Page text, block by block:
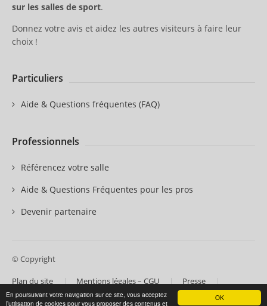
OK
En poursuivant votre navigation sur ce site, vous acceptez
l’utilisation de cookies pour vous proposer des contenus et
sur les salles de sport.
Donnez votre avis et aidez les autres visiteurs à faire leur
choix !
Particuliers
Aide & Questions fréquentes (FAQ)
Professionnels
Référencez votre salle
Aide & Questions Fréquentes pour les pros
Devenir partenaire
© Copyright
Plan du site Mentions légales – CGU Presse